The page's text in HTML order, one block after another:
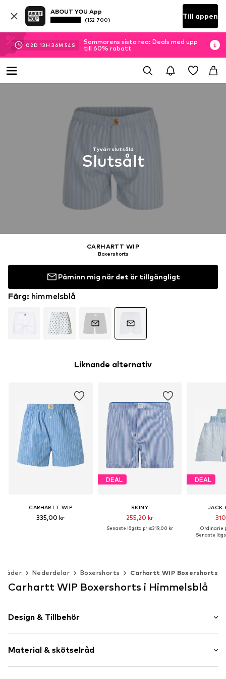
ABOUT YOU App
(152 700) Till appen
02D 13H 36M 53 S
Sommarens sista rea: Deals med upp
till 60% rabatt
Tyvärr slutsåld
Slutsålt
CARHARTT WIP
Boxershorts
Påminn mig när det är tillgängligt
Färg: himmelsblå
Liknande alternativ
CARHARTT WIP
335,00 kr
DEAL
SKINY
255,20 kr
Senaste lägsta pris:319,00 kr
DEAL
JACK
Ordinarie
Senaste
Nederdelar Boxershorts Carhartt WIP Boxershorts
Carhartt WIP Boxershorts i Himmelsblå
Design & Tillbehör
Bomull
Vadderad fåll/kant
Material & skötselråd